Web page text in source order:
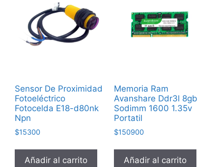
Sensor De Proximidad
Fotoeléctrico
Fotocelda E18-d80nk
Npn
$15300
Añadir al carrito
Memoria Ram
Avanshare Ddr3l 8gb
Sodimm 1600 1.35v
Portatil
$150900
Añadir al carrito